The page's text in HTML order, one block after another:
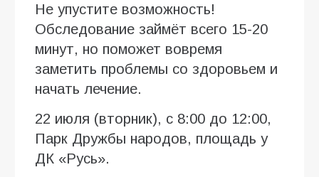
Не упустите возможность!
Обследование займёт всего 15-20
минут, но поможет вовремя
заметить проблемы со здоровьем и
начать лечение.
22 июля (вторник), с 8:00 до 12:00,
Парк Дружбы народов, площадь у
ДК «Русь».